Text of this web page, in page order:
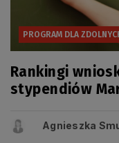
PROGRAM DLA
Rankingi
stypendiów
Agnieszka